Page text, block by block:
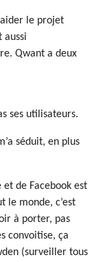
le projet
aussi
Qwant a deux
ses utilisateurs.
séduit, en plus
de Facebook est
le monde, c’est
à porter, pas
convoitise, ça
(surveiller tous